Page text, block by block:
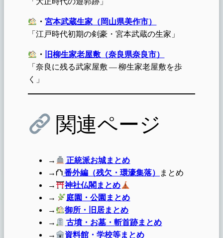
・宮本武蔵生家（岡山県美作市）
「江戸時代初期の剣豪・宮本武蔵の生家」
・
旧柳生家老屋敷（奈良県奈良市）
「奈良に残る武家屋敷 ― 柳生家老屋敷を歩
く」
関連ページ
→
正統派お城まとめ
→⛫番外編（残欠・環濠集落）
まとめ
→
神社仏閣まとめ
→
庭園・公園まとめ
→
御所・旧居まとめ
→
古墳・お墓・斬首跡まとめ
→
資料館・学校等まとめ